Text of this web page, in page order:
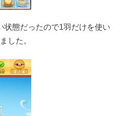
状態だったので1羽だけを使い
した。